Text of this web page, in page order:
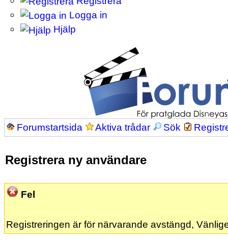
Logga in
Hjälp
Forumstartsida Aktiva trådar Sök
Registrera ny användare
Fel
Registreringen är för närvarande avstängd,